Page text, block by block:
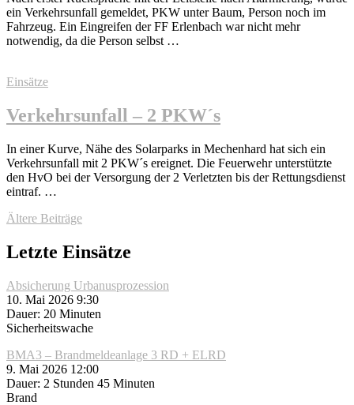
ein Verkehrsunfall gemeldet, PKW unter Baum, Person noch im
Fahrzeug. Ein Eingreifen der FF Erlenbach war nicht mehr
notwendig, da die Person selbst …
Einsätze
Verkehrsunfall – 2 PKW´s
In einer Kurve, Nähe des Solarparks in Mechenhard hat sich ein
Verkehrsunfall mit 2 PKW´s ereignet. Die Feuerwehr unterstützte
den HvO bei der Versorgung der 2 Verletzten bis der Rettungsdienst
eintraf. …
Beitragsnavigation
Ältere Beiträge
Letzte Einsätze
Absicherung Urbanusprozession
10. Mai 2026 9:30
Dauer: 20 Minuten
Sicherheitswache
BMA3 – Brandmeldeanlage 3 RD + ELRD
9. Mai 2026 12:00
Dauer: 2 Stunden 45 Minuten
Brand